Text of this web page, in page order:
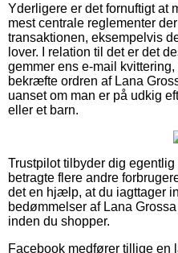
Yderligere er det fornuftigt at
mest centrale reglementer
transaktionen, eksempelvis
lover. I relation til det er det
gemmer ens e-mail
bekræfte ordren af Lana
uanset om man er på udkig
eller et barn.
Trustpilot tilbyder dig
betragte flere andre
det en hjælp, at du iagttager
bedømmelser af Lana
inden du shopper.
Facebook medfører tillige